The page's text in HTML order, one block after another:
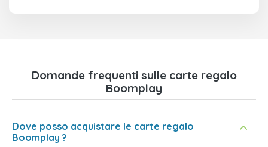
Domande frequenti sulle carte regalo
Boomplay
Dove posso acquistare le carte regalo
Boomplay ?